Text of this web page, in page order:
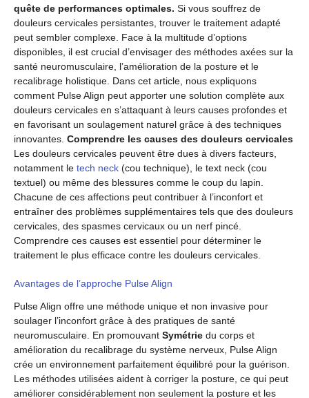
quête de performances optimales. Si vous souffrez de
douleurs cervicales persistantes, trouver le traitement adapté
peut sembler complexe. Face à la multitude d’options
disponibles, il est crucial d’envisager des méthodes axées sur la
santé neuromusculaire, l’amélioration de la posture et le
recalibrage holistique. Dans cet article, nous expliquons
comment Pulse Align peut apporter une solution complète aux
douleurs cervicales en s’attaquant à leurs causes profondes et
en favorisant un soulagement naturel grâce à des techniques
innovantes. Comprendre les causes des douleurs cervicales
Les douleurs cervicales peuvent être dues à divers facteurs,
notamment le tech neck (cou technique), le text neck (cou
textuel) ou même des blessures comme le coup du lapin.
Chacune de ces affections peut contribuer à l’inconfort et
entraîner des problèmes supplémentaires tels que des douleurs
cervicales, des spasmes cervicaux ou un nerf pincé.
Comprendre ces causes est essentiel pour déterminer le
traitement le plus efficace contre les douleurs cervicales.
Avantages de l’approche Pulse Align
Pulse Align offre une méthode unique et non invasive pour
soulager l’inconfort grâce à des pratiques de santé
neuromusculaire. En promouvant Symétrie du corps et
amélioration du recalibrage du système nerveux, Pulse Align
crée un environnement parfaitement équilibré pour la guérison.
Les méthodes utilisées aident à corriger la posture, ce qui peut
améliorer considérablement non seulement la posture et les